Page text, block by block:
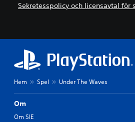
Sekretesspolicy och licensavtal för
Hem Spel Under The Waves
Om
Om SIE